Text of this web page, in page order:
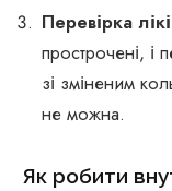
Перевірка
прострочені, і
зі зміненим
не можна.
Як робити